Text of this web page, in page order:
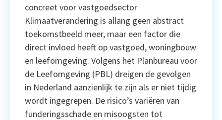
concreet voor vastgoedsector
Klimaatverandering is allang geen abstract
toekomstbeeld meer, maar een factor die
direct invloed heeft op vastgoed, woningbouw
en leefomgeving. Volgens het Planbureau voor
de Leefomgeving (PBL) dreigen de gevolgen
in Nederland aanzienlijk te zijn als er niet tijdig
wordt ingegrepen. De risico’s variëren van
funderingsschade en misoogsten tot